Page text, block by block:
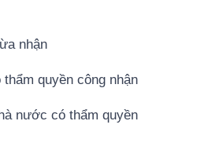
nhận
quyền công nhận
nước có thẩm quyền